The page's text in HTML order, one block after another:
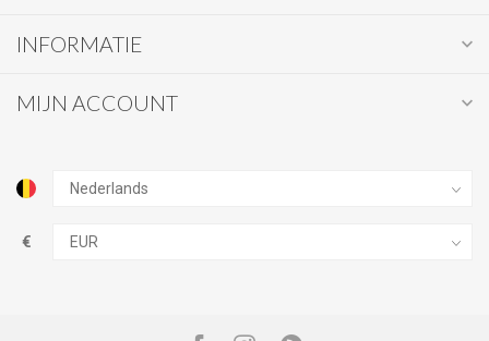
INFORMATIE
MIJN ACCOUNT
€